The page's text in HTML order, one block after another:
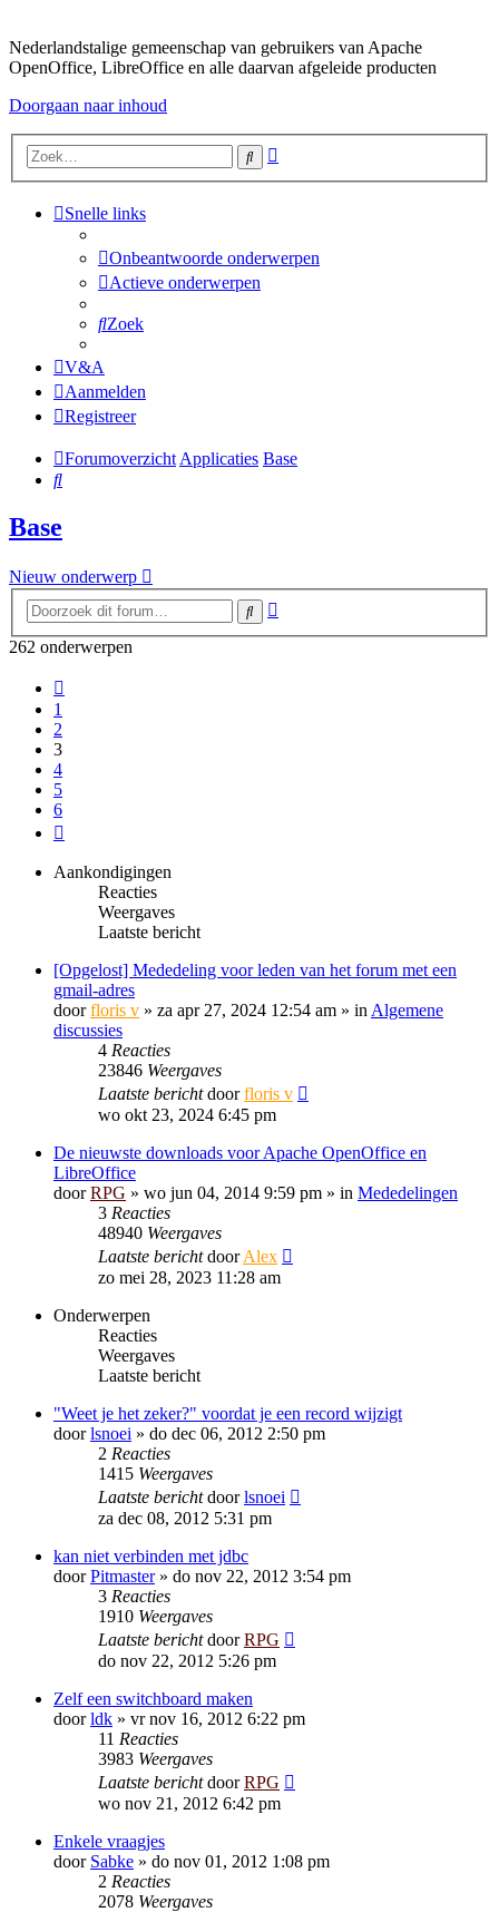
Nederlandstalige gemeenschap van gebruikers van Apache
OpenOffice, LibreOffice en alle daarvan afgeleide producten
Doorgaan naar inhoud
Zoek
Snelle links
Onbeantwoorde onderwerpen
Actieve onderwerpen
Zoek
V&A
Aanmelden
Registreer
Forumoverzicht Applicaties Base
Zoek
Base
Nieuw onderwerp
Zoek
262 onderwerpen
1
2
3
4
5
6
Aankondigingen
Reacties
Weergaves
Laatste bericht
[Opgelost] Mededeling voor leden van het forum met een
gmail-adres
doorfloris v » za apr 27, 2024 12:54 am » in Algemene
discussies
4 Reacties
23846 Weergaves
Laatste berichtdoorfloris v
wo okt 23, 2024 6:45 pm
De nieuwste downloads voor Apache OpenOffice en
LibreOffice
doorRPG » wo jun 04, 2014 9:59 pm » in Mededelingen
3 Reacties
48940 Weergaves
Laatste berichtdoorAlex
zo mei 28, 2023 11:28 am
Onderwerpen
Reacties
Weergaves
Laatste bericht
"Weet je het zeker?" voordat je een record wijzigt
doorlsnoei » do dec 06, 2012 2:50 pm
2 Reacties
1415 Weergaves
Laatste berichtdoorlsnoei
za dec 08, 2012 5:31 pm
kan niet verbinden met jdbc
doorPitmaster» do nov 22, 2012 3:54 pm
3 Reacties
1910 Weergaves
Laatste berichtdoorRPG
do nov 22, 2012 5:26 pm
Zelf een switchboard maken
doorldk » vr nov 16, 2012 6:22 pm
11 Reacties
3983 Weergaves
Laatste berichtdoorRPG
wo nov 21, 2012 6:42 pm
Enkele vraagjes
door Sabke » do nov 01, 2012 1:08 pm
2 Reacties
2078 Weergaves